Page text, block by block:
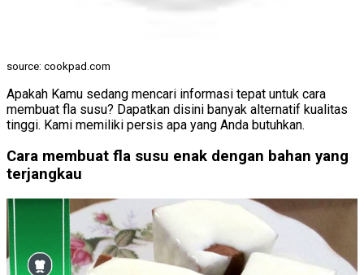
source: cookpad.com
Apakah Kamu sedang mencari informasi tepat untuk cara
membuat fla susu? Dapatkan disini banyak alternatif kualitas
tinggi. Kami memiliki persis apa yang Anda butuhkan.
Cara membuat fla susu enak dengan bahan yang
terjangkau